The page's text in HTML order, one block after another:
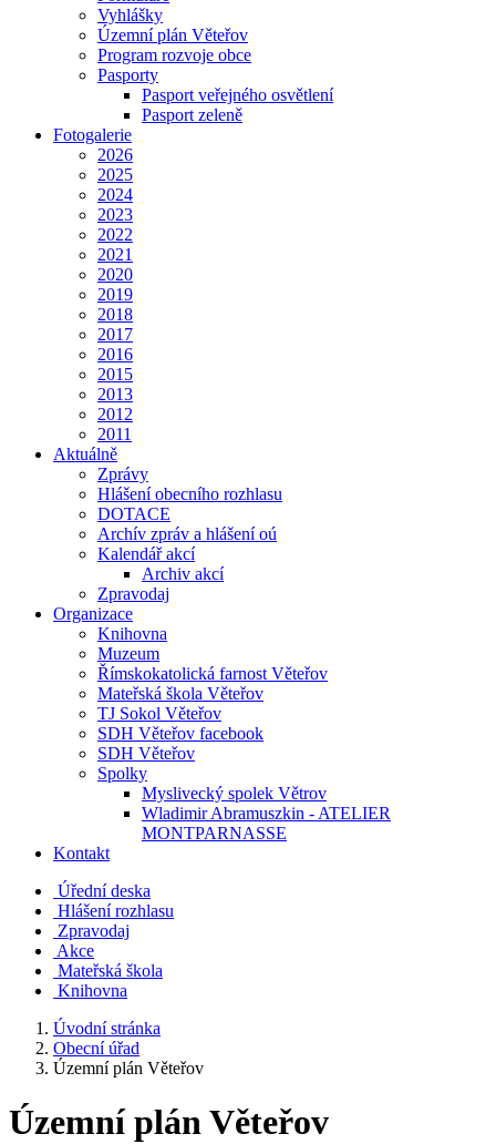
Vyhlášky
Územní plán Věteřov
Program rozvoje obce
Pasporty
Pasport veřejného osvětlení
Pasport zeleně
Fotogalerie
2026
2025
2024
2023
2022
2021
2020
2019
2018
2017
2016
2015
2013
2012
2011
Aktuálně
Zprávy
Hlášení obecního rozhlasu
DOTACE
Archív zpráv a hlášení oú
Kalendář akcí
Archiv akcí
Zpravodaj
Organizace
Knihovna
Muzeum
Římskokatolická farnost Věteřov
Mateřská škola Věteřov
TJ Sokol Věteřov
SDH Věteřov facebook
SDH Věteřov
Spolky
Myslivecký spolek Větrov
Wladimir Abramuszkin - ATELIER
MONTPARNASSE
Kontakt
Úřední deska
Hlášení rozhlasu
Zpravodaj
Akce
Mateřská škola
Knihovna
Úvodní stránka
Obecní úřad
Územní plán Věteřov
Územní plán Věteřov